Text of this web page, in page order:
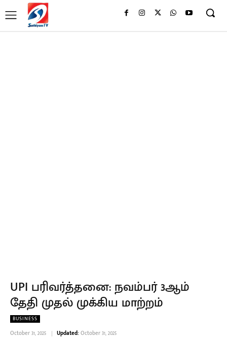
UPI பரிவர்த்தனை: நவம்பர் 3ஆம்
தேதி முதல் முக்கிய மாற்றம்
BUSINESS
October 31, 2025 Updated: October 31, 2025